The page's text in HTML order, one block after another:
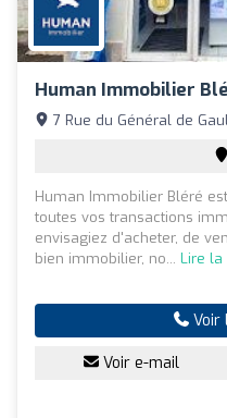
Human Immobilier
7 Rue du Général de
Human Immobilier Bléré
toutes vos transactions
envisagiez d'acheter, de
bien immobilier, no... Lire la
Voir
Voir e-mail